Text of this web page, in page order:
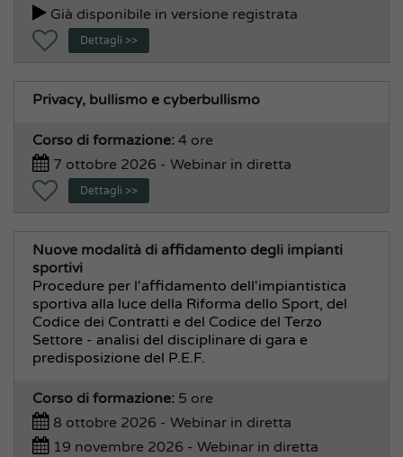
Già disponibile in versione registrata
Dettagli >>
Privacy, bullismo e cyberbullismo
Corso di formazione: 4 ore
7 ottobre 2026 - Webinar in diretta
Dettagli >>
Nuove modalità di affidamento degli impianti
sportivi
Procedure per l'affidamento dell'impiantistica
sportiva alla luce della Riforma dello Sport, del
Codice dei Contratti e del Codice del Terzo
Settore - analisi del disciplinare di gara e
predisposizione del P.E.F.
Corso di formazione: 5 ore
8 ottobre 2026 - Webinar in diretta
19 novembre 2026 - Webinar in diretta